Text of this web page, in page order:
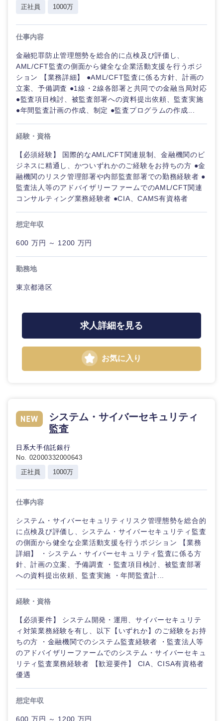
選択する
選択する
選択する
選択する
正社員
1000万
仕事内容
金融犯罪防止管理態勢を総合的に点検及び評価し、
AML/CFT監査の側面から健全な企業活動支援を行うポジ
ション 【業務詳細】 ●AML/CFT監査に係る方針、計画の
立案、予備調査 ●1線・2線各部署と共同での金融当局対応
●監査項目検討、被監査部署への資料提出依頼、監査実施
●年間監査計画の作成、制定 ●監査プログラムの作成...
経験・資格
【必須経験】 国際的なAML/CFT関連規制、金融機関のビ
ジネスに精通し、かついずれかのご経験をお持ちの方 ●金
融機関のリスク管理部署や内部監査部署での勤務経験者 ●
監査法人等のアドバイザリーファームでのAML/CFT関連
コンサルティング業務経験者 ●CIA、CAMS有資格者
想定年収
600 万円 ～ 1200 万円
勤務地
東京都港区
求人詳細を見る
お気に入り
システム・サイバーセキュリティ
監査
日系大手信託銀行
No. 02000332000643
正社員
1000万
仕事内容
システム・サイバーセキュリティリスク管理態勢を総合的
に点検及び評価し、システム・サイバーセキュリティ監査
の側面から健全な企業活動支援を行うポジション 【業務
詳細】 ・システム・サイバーセキュリティ監査に係る方
針、計画の立案、予備調査 ・監査項目検討、被監査部署
への資料提出依頼、監査実施 ・年間監査計...
経験・資格
【必須要件】 システム開発・運用、サイバーセキュリテ
ィ対策業務経験を有し、以下【いずれか】のご経験をお持
ちの方 ・金融機関でのシステム監査経験者 ・監査法人等
のアドバイザリーファームでのシステム・サイバーセキュ
リティ監査業務経験者 【歓迎要件】 CIA、CISA有資格者
優遇
想定年収
600 万円 ～ 1200 万円